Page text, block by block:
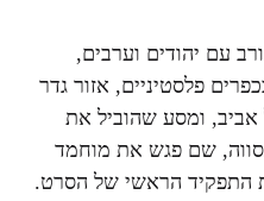
עם יהודים וערבים,
פלסטיניים, אזור גדר
אביב, ומסע שהוביל את
שם פגש את מוחמד
התפקיד הראשי של הסרט.